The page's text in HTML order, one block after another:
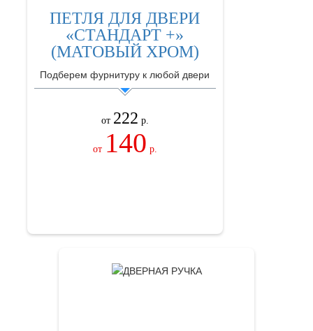
ПЕТЛЯ ДЛЯ ДВЕРИ
«СТАНДАРТ +»
(МАТОВЫЙ ХРОМ)
Подберем фурнитуру к любой двери
от 222 р.
от 140 р.